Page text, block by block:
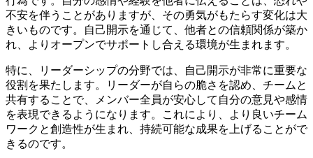
不安を伴うことがありますが、その勇気がもたらす変化は大
きいものです。自己開示を通じて、他者との信頼関係が築か
れ、よりオープンでサポートし合える環境が生まれます。
特に、リーダーシップの分野では、自己開示が非常に重要な
役割を果たします。リーダーが自らの脆さを認め、チームと
共有することで、メンバー全員が安心して自分の意見や感情
を表現できるようになります。これにより、より良いチーム
ワークと創造性が生まれ、持続可能な成果を上げることがで
きるのです。